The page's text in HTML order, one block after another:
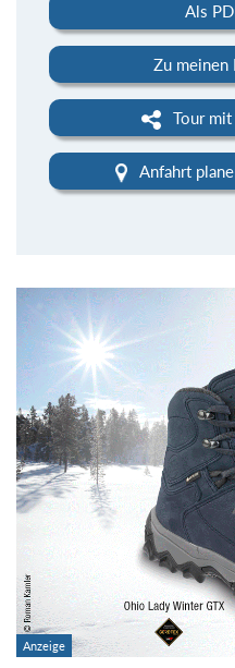
Als
Zu meinen
Tour
Anfahrt